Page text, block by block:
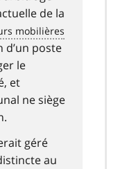
de la
d’un poste
le
et
ne siège
géré
au